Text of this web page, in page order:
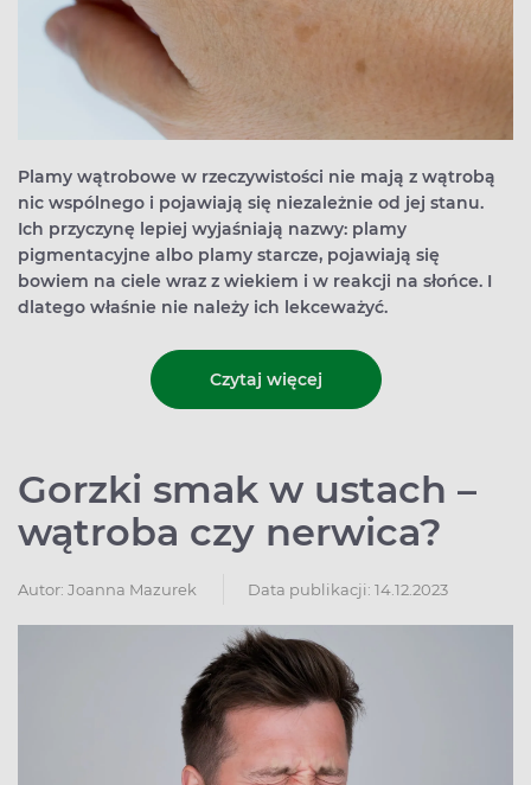
Plamy wątrobowe w rzeczywistości nie mają z wątrobą
nic wspólnego i pojawiają się niezależnie od jej stanu.
Ich przyczynę lepiej wyjaśniają nazwy: plamy
pigmentacyjne albo plamy starcze, pojawiają się
bowiem na ciele wraz z wiekiem i w reakcji na słońce. I
dlatego właśnie nie należy ich lekceważyć.
Czytaj więcej
Gorzki smak w ustach –
wątroba czy nerwica?
Autor: Joanna Mazurek Data publikacji: 14.12.2023